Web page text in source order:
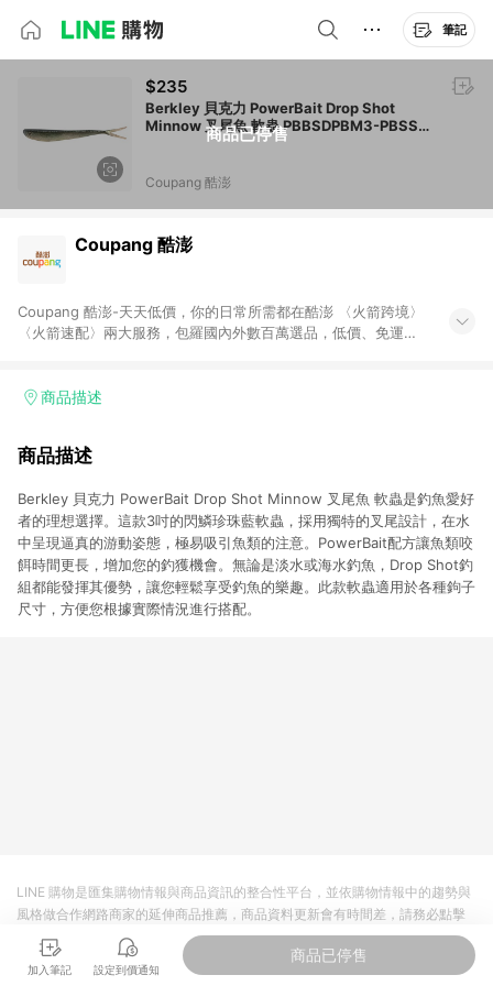
筆記
商品已停售
$235
Berkley 貝克力 PowerBait Drop Shot
Minnow 叉尾魚 軟蟲 PBBSDPBM3-PBSSC
3吋 閃鱗珍珠藍 1個
Coupang 酷澎
Coupang 酷澎
Coupang 酷澎-天天低價，你的日常所需都在酷澎 〈火箭跨境〉
〈火箭速配〉兩大服務，包羅國內外數百萬選品，低價、免運，
加入WOW會員告別湊免運，火箭速配、火箭跨境優質選品不限金
商品描述
商品描述
Berkley 貝克力 PowerBait Drop Shot Minnow 叉尾魚 軟蟲是釣魚愛好
者的理想選擇。這款3吋的閃鱗珍珠藍軟蟲，採用獨特的叉尾設計，在水
中呈現逼真的游動姿態，極易吸引魚類的注意。PowerBait配方讓魚類咬
餌時間更長，增加您的釣獲機會。無論是淡水或海水釣魚，Drop Shot釣
組都能發揮其優勢，讓您輕鬆享受釣魚的樂趣。此款軟蟲適用於各種鉤子
尺寸，方便您根據實際情況進行搭配。
加入筆記 設定到價通知
商品已停售
LINE 購物是匯集購物情報與商品資訊的整合性平台，並依購物情報中的趨勢與
風格做合作網路商家的延伸商品推薦，商品資料更新會有時間差，請務必點擊
商品至各合作網路商家，確認現售價與購物條件，一切資訊以合作廠商網頁為
準。